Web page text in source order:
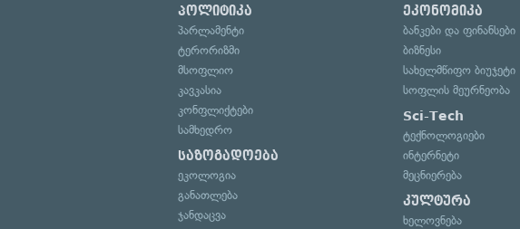
პოლიტიკა
პარლამენტი
ტერორიზმი
მსოფლიო
კავკასია
კონფლიქტები
სამხედრო
საზოგადოება
ეკოლოგია
განათლება
ჯანდაცვა
ეკონომიკა
ბანკები და ფინანსები
ბიზნესი
სახელმწიფო ბიუჯეტი
სოფლის მეურნეობა
Sci-Tech
ტექნოლოგიები
ინტერნეტი
მეცნიერება
კულტურა
ხელოვნება